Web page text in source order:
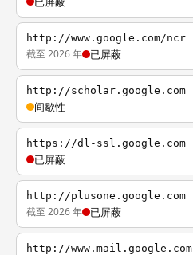
http://www.google.com/ncr
截至 2026 年 已屏蔽
http://scholar.google.com
间歇性
https://dl-ssl.google.com
已屏蔽
http://plusone.google.com
截至 2026 年 已屏蔽
http://www.mail.google.com